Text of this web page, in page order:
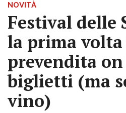
NOVITÀ
Festival delle
la prima
prevendita
biglietti (ma
vino)